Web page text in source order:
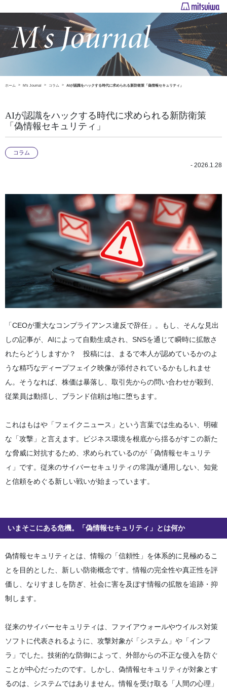
ホーム M's Journal コラム AIが認識をハックする時代に求められる新防衛策「偽情報セキュリティ」
AIが認識をハックする時代に求められる新防衛策
「偽情報セキュリティ」
コラム
- 2026.1.28
「CEOが重大なコンプライアンス違反で辞任」。もし、そんな見出
しの記事が、AIによって自動生成され、SNSを通じて瞬時に拡散さ
れたらどうしますか？ 投稿には、まるで本人が認めているかのよ
うな精巧なディープフェイク映像が添付されているかもしれませ
ん。そうなれば、株価は暴落し、取引先からの問い合わせが殺到、
従業員は動揺し、ブランド信頼は地に堕ちます。
これはもはや「フェイクニュース」という言葉では生ぬるい、明確
な「攻撃」と言えます。ビジネス環境を根底から揺るがすこの新た
な脅威に対抗するため、求められているのが「偽情報セキュリテ
ィ」です。従来のサイバーセキュリティの常識が通用しない、知覚
と信頼をめぐる新しい戦いが始まっています。
いまそこにある危機。「偽情報セキュリティ」とは何か
偽情報セキュリティとは、情報の「信頼性」を体系的に見極めるこ
とを目的とした、新しい防衛概念です。情報の完全性や真正性を評
価し、なりすましを防ぎ、社会に害を及ぼす情報の拡散を追跡・抑
制します。
従来のサイバーセキュリティは、ファイアウォールやウイルス対策
ソフトに代表されるように、攻撃対象が「システム」や「インフ
ラ」でした。技術的な防御によって、外部からの不正な侵入を防ぐ
ことが中心だったのです。しかし、偽情報セキュリティが対象とす
るのは、システムではありません。情報を受け取る「人間の心理」